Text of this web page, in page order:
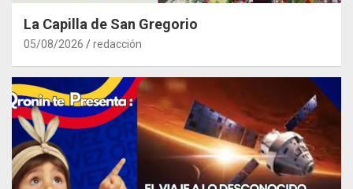
La Capilla de San Gregorio
05/08/2026 redacción